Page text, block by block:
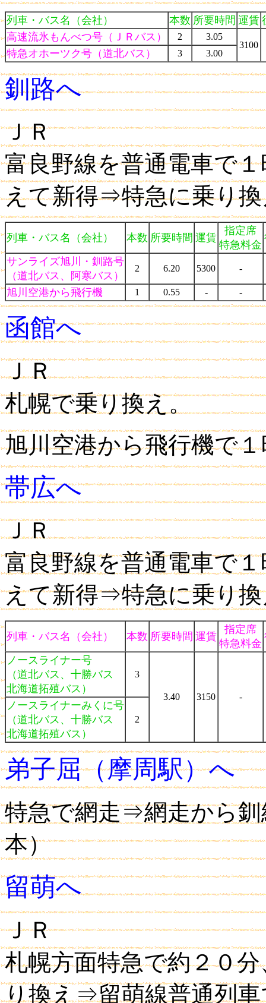
列車・バス名（会社） 本数 所要時間 運賃
高速流氷もんべつ号（ＪＲバス）
2
3.05
3100
特急オホーツク号（道北バス） 3 3.00
釧路へ
ＪＲ
富良野線を普通電車で
えて新得⇒特急に乗り
列車・バス名（会社） 本数 所要時間 運賃
指定席
特急料金
サンライズ旭川・釧路号
（道北バス、阿寒バス）
2 6.20 5300 -
旭川空港から飛行機 1 0.55 - -
函館へ
ＪＲ
札幌で乗り換え。
旭川空港から飛行機で
帯広へ
ＪＲ
富良野線を普通電車で
えて新得⇒特急に乗り
列車・バス名（会社） 本数 所要時間 運賃
指定席
特急料金
ノースライナー号
（道北バス、十勝バス
北海道拓殖バス）
3
3.40 3150 -
ノースライナーみくに号
（道北バス、十勝バス
北海道拓殖バス）
2
弟子屈（摩周駅）へ
特急で網走⇒網走から釧
本）
留萌へ
ＪＲ
札幌方面特急で約２０
り換え⇒留萌線普通列車